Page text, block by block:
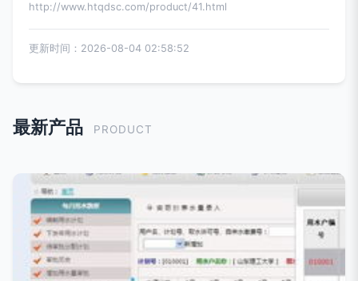
http://www.htqdsc.com/product/41.html
更新时间：2026-08-04 02:58:52
最新产品 PRODUCT